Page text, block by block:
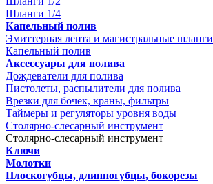
Шланги 1/4
Капельный полив
Эмиттерная лента и магистральные шланги
Капельный полив
Аксессуары для полива
Дождеватели для полива
Пистолеты, распылители для полива
Врезки для бочек, краны, фильтры
Таймеры и регуляторы уровня воды
Столярно-слесарный инструмент
Столярно-слесарный инструмент
Ключи
Молотки
Плоскогубцы, длинногубцы, бокорезы